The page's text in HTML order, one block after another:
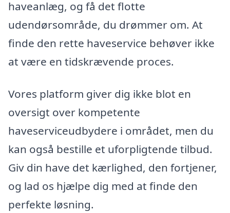
haveanlæg, og få det flotte
udendørsområde, du drømmer om. At
finde den rette haveservice behøver ikke
at være en tidskrævende proces.
Vores platform giver dig ikke blot en
oversigt over kompetente
haveserviceudbydere i området, men du
kan også bestille et uforpligtende tilbud.
Giv din have det kærlighed, den fortjener,
og lad os hjælpe dig med at finde den
perfekte løsning.